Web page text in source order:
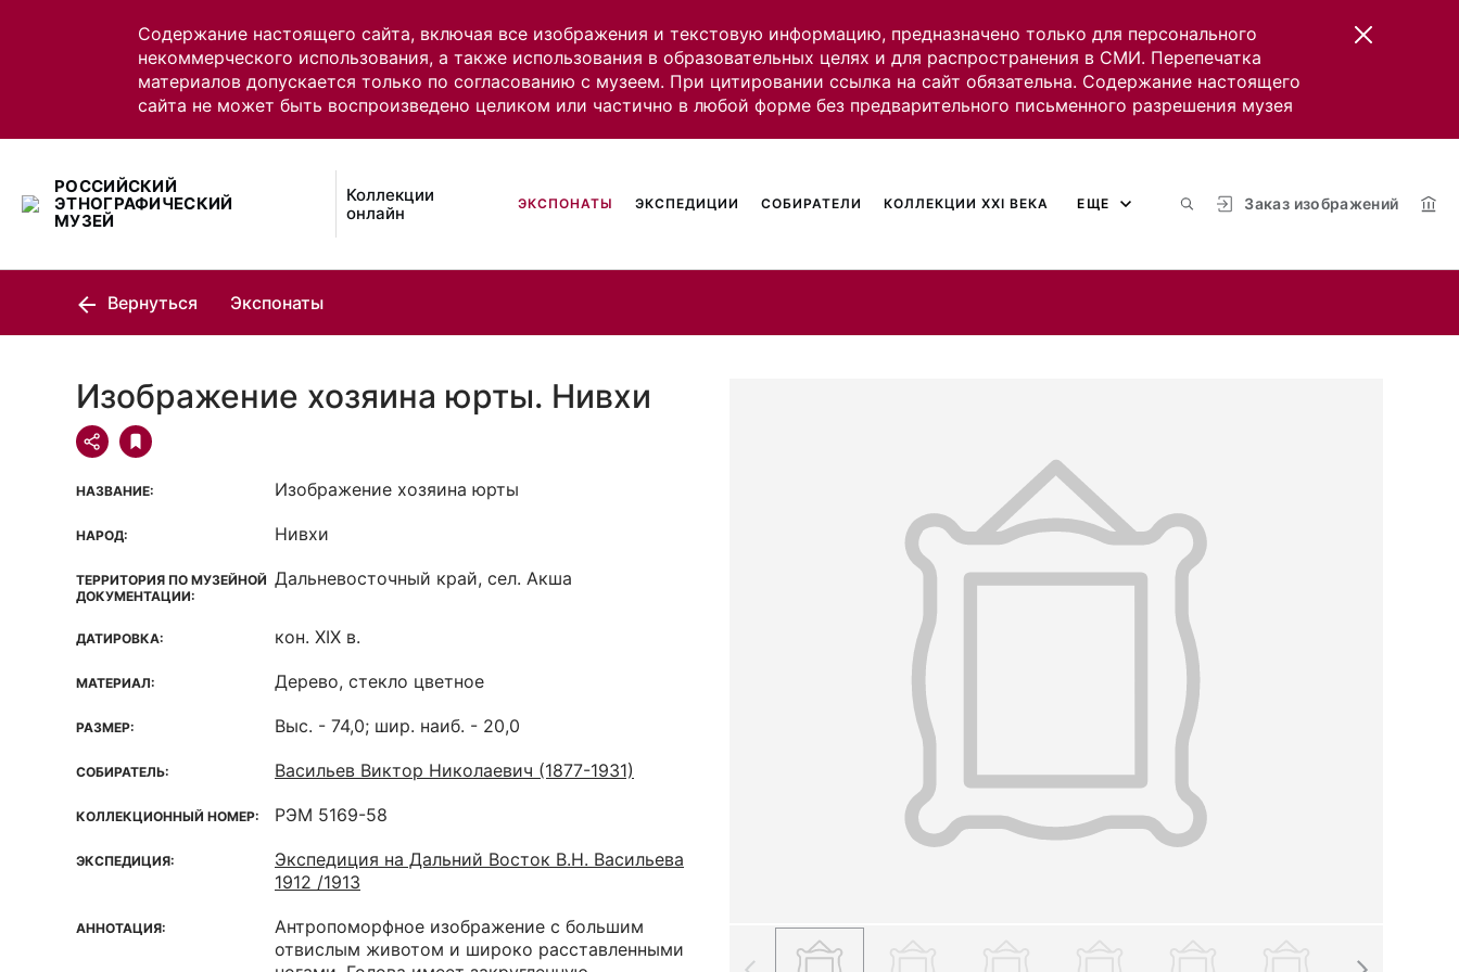
Содержание настоящего сайта, включая все изображения и текстовую информацию, предназначено только для персонального
некоммерческого использования, а также использования в образовательных целях и для распространения в СМИ. Перепечатка
материалов допускается только по согласованию с музеем. При цитировании ссылка на сайт обязательна. Содержание настоящего
сайта не может быть воспроизведено целиком или частично в любой форме без предварительного письменного разрешения музея
РОССИЙСКИЙ
ЭТНОГРАФИЧЕСКИЙ
МУЗЕЙ
Коллекции
онлайн
Заказ изображений
ЭКСПОНАТЫ ЭКСПЕДИЦИИ СОБИРАТЕЛИ КОЛЛЕКЦИИ XXI ВЕКА ЕЩЕ
Вернуться Экспонаты
Изображение хозяина юрты. Нивхи
НАЗВАНИЕ: Изображение хозяина юрты
НАРОД: Нивхи
ТЕРРИТОРИЯ ПО МУЗЕЙНОЙ
ДОКУМЕНТАЦИИ:
Дальневосточный край, сел. Акша
ДАТИРОВКА: кон. XIX в.
МАТЕРИАЛ: Дерево, стекло цветное
РАЗМЕР: Выс. - 74,0; шир. наиб. - 20,0
СОБИРАТЕЛЬ: Васильев Виктор Николаевич (1877-1931)
КОЛЛЕКЦИОННЫЙ НОМЕР: РЭМ 5169-58
ЭКСПЕДИЦИЯ:
Экспедиция на Дальний Восток В.Н. Васильева
1912 /1913
АННОТАЦИЯ:
Антропоморфное изображение с большим
отвислым животом и широко расставленными